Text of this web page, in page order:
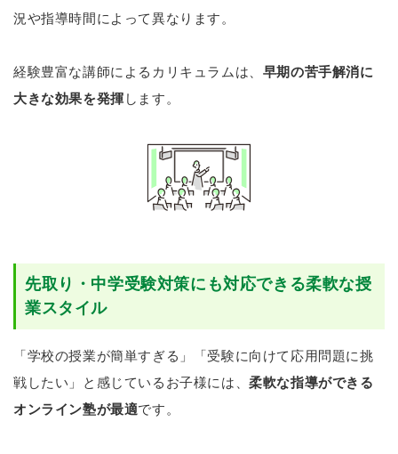
況や指導時間によって異なります。
経験豊富な講師によるカリキュラムは、 早期の苦手解消に
大きな効果を発揮 します。
先取り・中学受験対策にも対応できる柔軟な授
業スタイル
「学校の授業が簡単すぎる」「受験に向けて応用問題に挑
戦したい」と感じているお子様には、柔軟な指導ができる
オンライン塾が最適です。